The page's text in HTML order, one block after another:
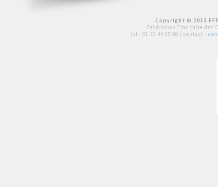
Copyright © 2015
Fédération Française des
tél : 01 39 44 65 80 | contact :